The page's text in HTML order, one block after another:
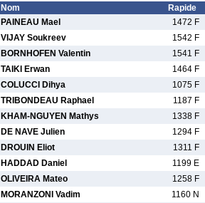
Nom
Rapide
PAINEAU Mael
1472 F
VIJAY Soukreev
1542 F
BORNHOFEN Valentin
1541 F
TAIKI Erwan
1464 F
COLUCCI Dihya
1075 F
TRIBONDEAU Raphael
1187 F
KHAM-NGUYEN Mathys
1338 F
DE NAVE Julien
1294 F
DROUIN Eliot
1311 F
HADDAD Daniel 1199 E
OLIVEIRA Mateo
1258 F
MORANZONI Vadim
1160 N